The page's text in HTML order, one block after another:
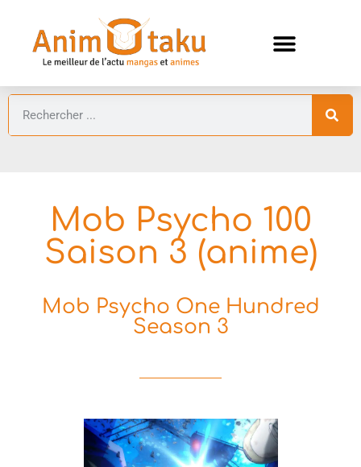
Mob Psycho 100
Saison 3 (anime)
Mob Psycho One Hundred
Season 3